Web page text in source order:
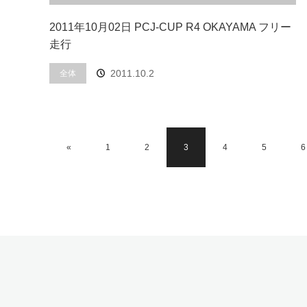
2011年10月02日 PCJ-CUP R4 OKAYAMA フリー
走行
全体 2011.10.2
« 1 2 3 4 5 6